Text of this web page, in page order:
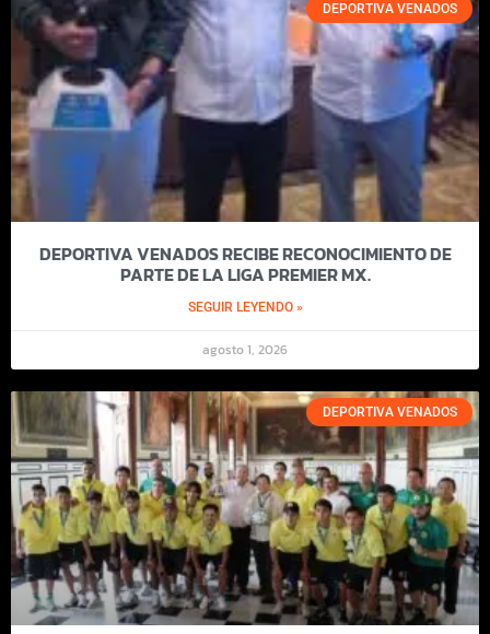
DEPORTIVA VENADOS
DEPORTIVA VENADOS RECIBE RECONOCIMIENTO DE
PARTE DE LA LIGA PREMIER MX.
SEGUIR LEYENDO »
agosto 1, 2026
DEPORTIVA VENADOS